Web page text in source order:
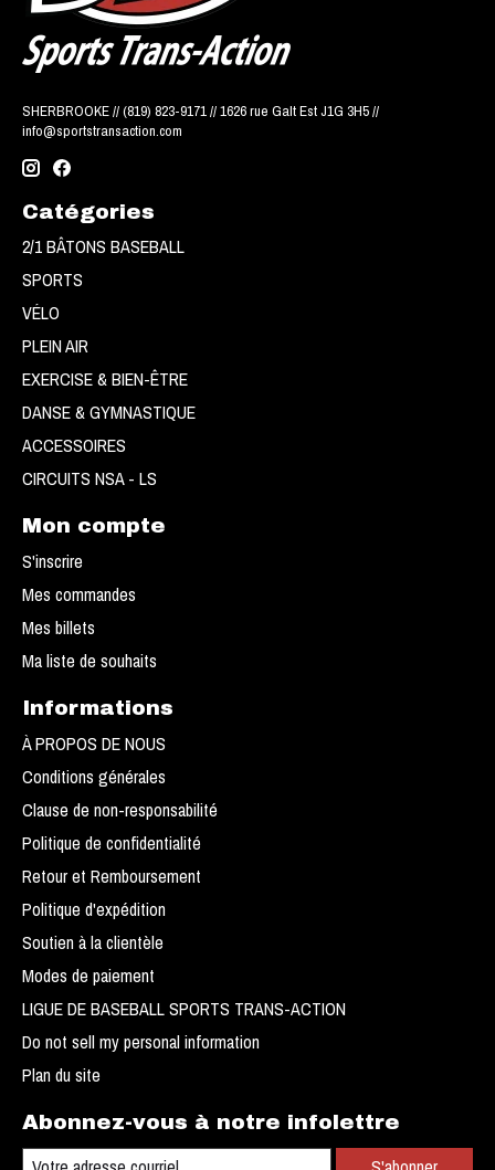
SHERBROOKE // (819) 823-9171 // 1626 rue Galt Est J1G 3H5 //
info@sportstransaction.com
Catégories
2/1 BÂTONS BASEBALL
SPORTS
VÉLO
PLEIN AIR
EXERCISE & BIEN-ÊTRE
DANSE & GYMNASTIQUE
ACCESSOIRES
CIRCUITS NSA - LS
Mon compte
S'inscrire
Mes commandes
Mes billets
Ma liste de souhaits
Informations
À PROPOS DE NOUS
Conditions générales
Clause de non-responsabilité
Politique de confidentialité
Retour et Remboursement
Politique d'expédition
Soutien à la clientèle
Modes de paiement
LIGUE DE BASEBALL SPORTS TRANS-ACTION
Do not sell my personal information
Plan du site
Abonnez-vous à notre infolettre